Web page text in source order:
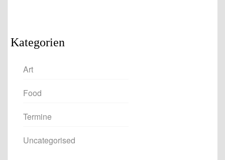
Kategorien
Art
Food
Termine
Uncategorised